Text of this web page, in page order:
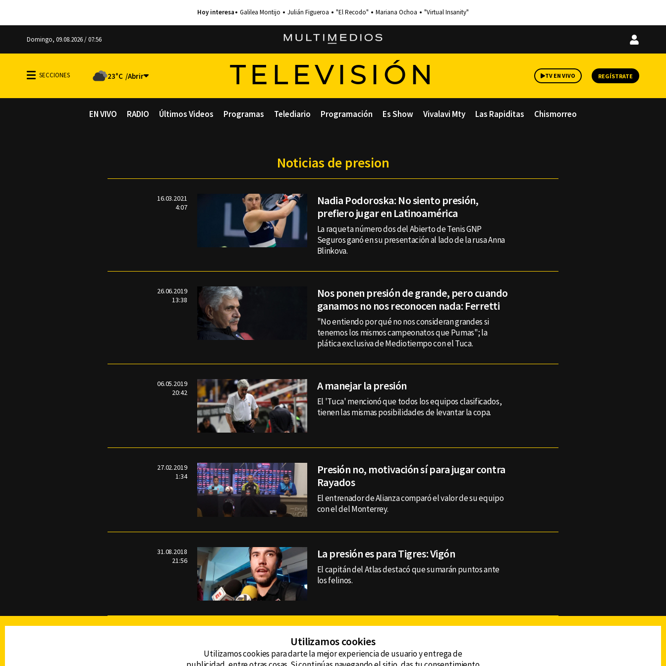
Galilea Montijo Julián Figueroa "El Recodo" Mariana Ochoa "Virtual Insanity"
Domingo, 09.08.2026 / 07:56
Iniciar
23°C TELEVISIÓN TV EN VIVO REGÍSTRATE
EN VIVO RADIO Últimos Videos Programas Telediario Programación Es Show Vivalavi Mty Las Rapiditas Chismorreo
Noticias de presion
16.03.2021
4:07
Nadia Podoroska: No siento presión,
prefiero jugar en Latinoamérica
La raqueta número dos del Abierto de Tenis GNP
Seguros ganó en su presentación al lado de la rusa Anna
Blinkova.
26.06.2019
13:38
Nos ponen presión de grande, pero cuando
ganamos no nos reconocen nada: Ferretti
"No entiendo por qué no nos consideran grandes si
tenemos los mismos campeonatos que Pumas"; la
plática exclusiva de Mediotiempo con el Tuca.
06.05.2019
20:42
A manejar la presión
El 'Tuca' mencionó que todos los equipos clasificados,
tienen las mismas posibilidades de levantar la copa.
27.02.2019
1:34
Presión no, motivación sí para jugar contra
Rayados
El entrenador de Alianza comparó el valor de su equipo
con el del Monterrey.
31.08.2018
21:56
La presión es para Tigres: Vigón
El capitán del Atlas destacó que sumarán puntos ante
los felinos.
Utilizamos cookies
Utilizamos cookies para darte la mejor experiencia de usuario y entrega de